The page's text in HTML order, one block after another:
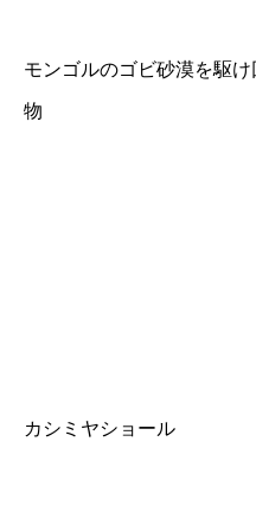
モンゴルのゴビ砂漠を駆
物
カシミヤショール